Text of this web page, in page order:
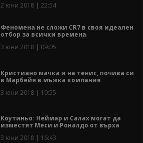
2 юни 2018 | 22:54
Феномена не сложи CR7 в своя идеален
отбор за всички времена
3 юни 2018 | 09:05
Кристиано мачка и на тенис, почива си
в Марбейя в мъжка компания
3 юни 2018 | 10:55
Коутиньо: Неймар и Салах могат да
изместят Меси и Роналдо от върха
3 юни 2018 | 16:43